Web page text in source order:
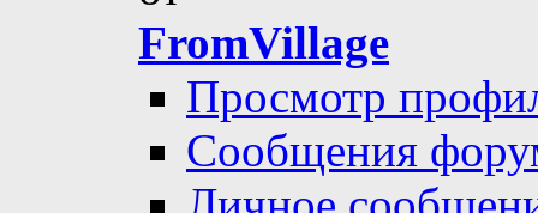
FromVillage
Просмотр
Сообщения